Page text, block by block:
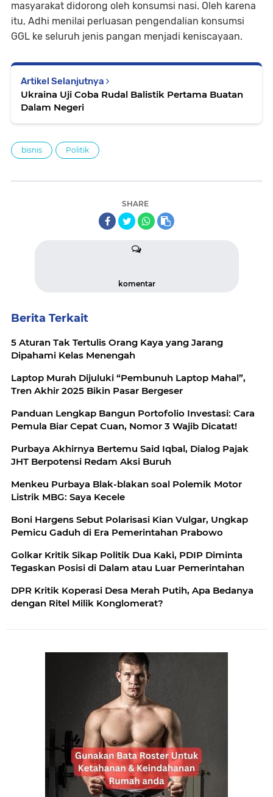
masyarakat didorong oleh konsumsi nasi. Oleh karena
itu, Adhi menilai perluasan pengendalian konsumsi
GGL ke seluruh jenis pangan menjadi keniscayaan.
Artikel Selanjutnya
Ukraina Uji Coba Rudal Balistik Pertama Buatan
Dalam Negeri
bisnis Politik
SHARE
komentar
Berita Terkait
5 Aturan Tak Tertulis Orang Kaya yang Jarang
Dipahami Kelas Menengah
Laptop Murah Dijuluki “Pembunuh Laptop Mahal”,
Tren Akhir 2025 Bikin Pasar Bergeser
Panduan Lengkap Bangun Portofolio Investasi: Cara
Pemula Biar Cepat Cuan, Nomor 3 Wajib Dicatat!
Purbaya Akhirnya Bertemu Said Iqbal, Dialog Pajak
JHT Berpotensi Redam Aksi Buruh
Menkeu Purbaya Blak-blakan soal Polemik Motor
Listrik MBG: Saya Kecele
Boni Hargens Sebut Polarisasi Kian Vulgar, Ungkap
Pemicu Gaduh di Era Pemerintahan Prabowo
Golkar Kritik Sikap Politik Dua Kaki, PDIP Diminta
Tegaskan Posisi di Dalam atau Luar Pemerintahan
DPR Kritik Koperasi Desa Merah Putih, Apa Bedanya
dengan Ritel Milik Konglomerat?